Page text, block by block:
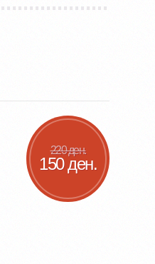
220 ден.
150 ден.